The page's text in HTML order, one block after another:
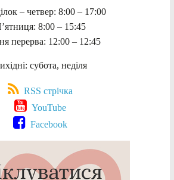
– четвер: 8:00 – 17:00
8:00 – 15:45
перерва: 12:00 – 12:45
субота, неділя
RSS стрічка
YouTube
Facebook